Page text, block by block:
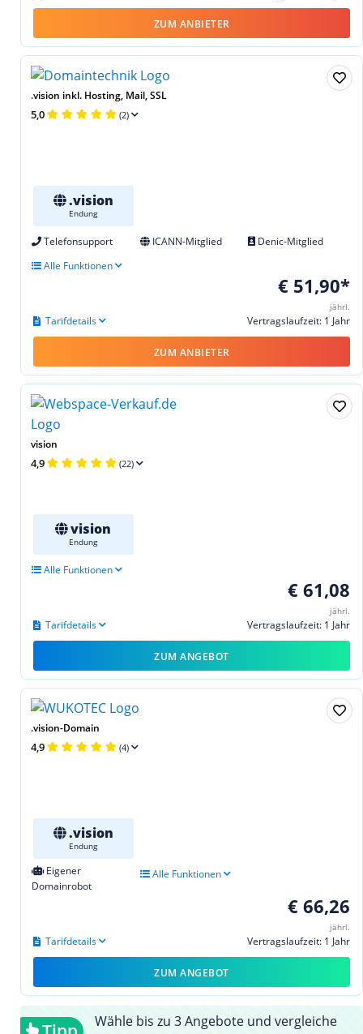
ZUM ANBIETER
.vision inkl. Hosting, Mail, SSL
5,0 (2)
.vision
Endung
Telefonsupport ICANN-Mitglied
Denic-Mitglied
Alle Funktionen
€ 51,90*
jährl.
Vertragslaufzeit: 1 Jahr
Tarifdetails
ZUM ANBIETER
vision
4,9 (22)
vision
Endung
Alle Funktionen
€ 61,08
jährl.
Vertragslaufzeit: 1 Jahr
Tarifdetails
ZUM ANGEBOT
.vision-Domain
4,9 (4)
.vision
Endung
Eigener
Domainrobot
Alle Funktionen
€ 66,26
jährl.
Vertragslaufzeit: 1 Jahr
Tarifdetails
ZUM ANGEBOT
Wähle bis zu 3 Angebote und vergleiche